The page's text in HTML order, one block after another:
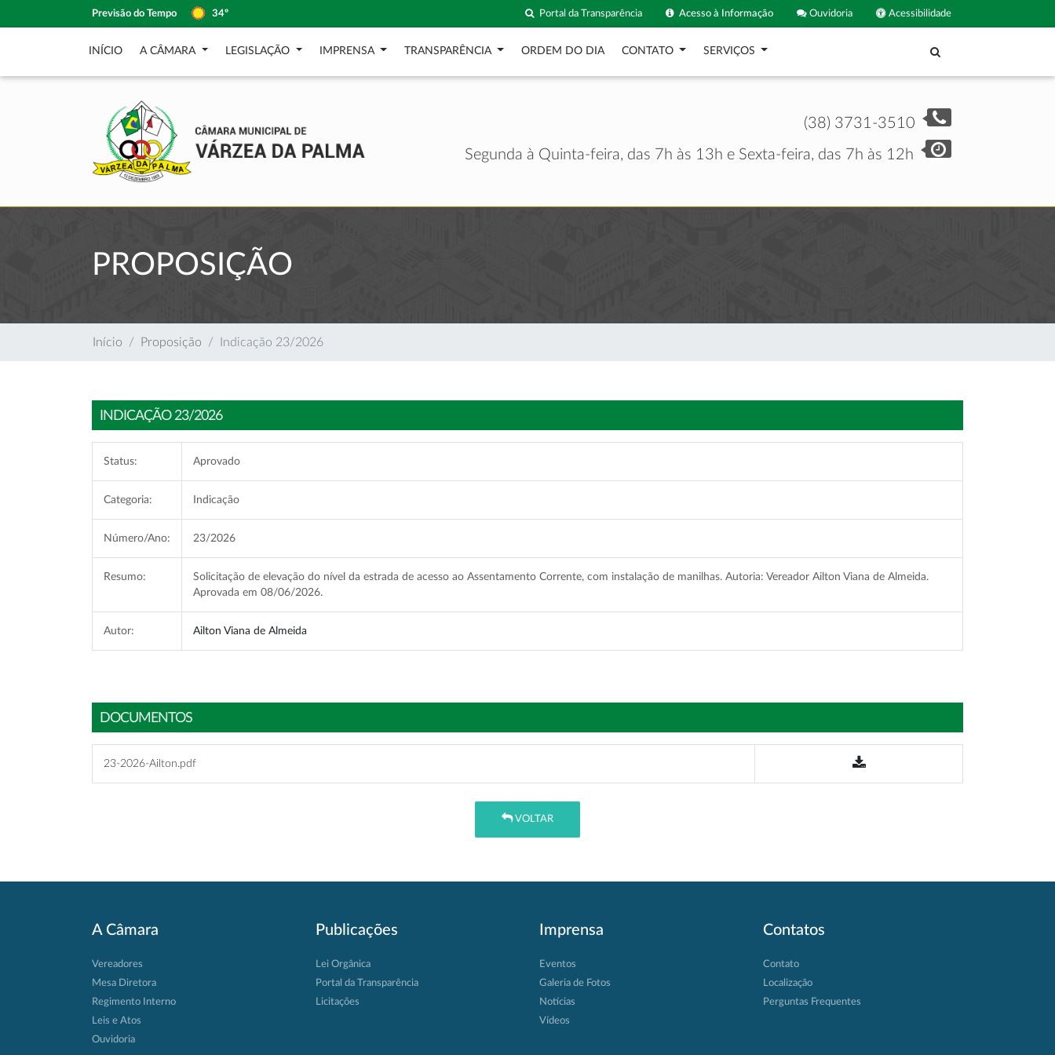
Previsão do Tempo 34º Acessibilidade
Ouvidoria
Acesso à Informação
Portal da Transparência
INÍCIO A CÂMARA LEGISLAÇÃO IMPRENSA TRANSPARÊNCIA ORDEM DO DIA CONTATO SERVIÇOS
(38) 3731-3510
Segunda à Quinta-feira, das 7h às 13h e Sexta-feira, das 7h às 12h
PROPOSIÇÃO
Início Proposição Indicação 23/2026
INDICAÇÃO 23/2026
Status: Aprovado
Categoria: Indicação
Número/Ano: 23/2026
Resumo:
Solicitação de elevação do nível da estrada de acesso ao Assentamento Corrente, com instalação de manilhas. Autoria: Vereador Ailton Viana de Almeida.
Aprovada em 08/06/2026.
Autor: Ailton Viana de Almeida
DOCUMENTOS
23-2026-Ailton.pdf
VOLTAR
A Câmara
Vereadores
Mesa Diretora
Regimento Interno
Leis e Atos
Ouvidoria
Publicações
Lei Orgânica
Portal da Transparência
Licitações
Imprensa
Eventos
Galeria de Fotos
Notícias
Vídeos
Contatos
Contato
Localização
Perguntas Frequentes